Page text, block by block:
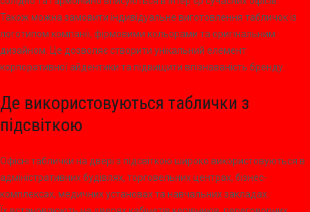
Також можна замовити індивідуальне виготовлення табличок із
логотипом компанії, фірмовими кольорами та оригінальним
дизайном. Це дозволяє створити унікальний елемент
корпоративної айдентики та підвищити впізнаваність бренду.
Де використовуються таблички з
підсвіткою
Офісні таблички на двері з підсвіткою широко використовуються в
адміністративних будівлях, торговельних центрах, бізнес-
комплексах, медичних установах та навчальних закладах.